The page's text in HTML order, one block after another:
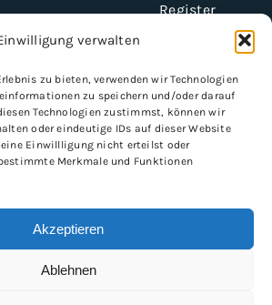
verwalten
zu bieten, verwenden wir Technologien
zu speichern und/oder darauf
Technologien zustimmst, können wir
oder eindeutige IDs auf dieser Website
Einwillligung nicht erteilst oder
Merkmale und Funktionen
Akzeptieren
Ablehnen
Register
and Conditions